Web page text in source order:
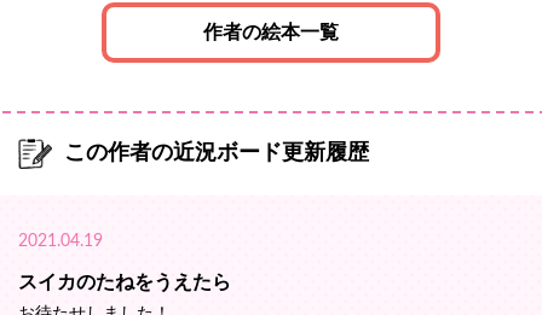
作者の絵本一覧
この作者の近況ボード更新履歴
2021.04.19
スイカのたねをうえたら